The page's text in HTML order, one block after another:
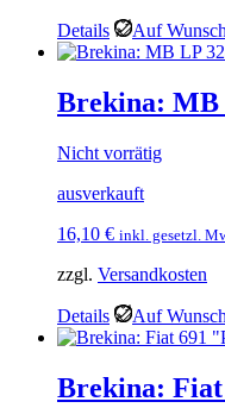
Details Auf
Brekina: MB
Nicht vorrätig
ausverkauft
16,10 € inkl. gesetzl.
zzgl. Versandkosten
Details Auf
Brekina: